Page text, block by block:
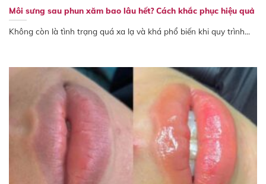
Môi sưng sau phun xăm bao lâu hết? Cách khắc phục hiệu quả
Không còn là tình trạng quá xa lạ và khá phổ biến khi quy trình...